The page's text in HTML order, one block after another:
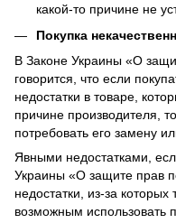
какой-то причине не
Покупка
В Законе Украины «О
говорится, что если
недостатки в товаре,
причине производителя,
потребовать его замену
Явными недостатками,
Украины «О защите прав
недостатки, из-за
возможным использовать